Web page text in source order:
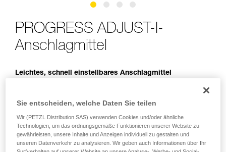
PROGRESS ADJUST-I-
Anschlagmittel
Leichtes, schnell einstellbares Anschlagmittel
Anschlagmittel dient zum schnellen Einrichten eines festen
sich mithilfe der integrierten ADJUST-Einstellvorrichtung
einfach anpassen. Die entfernbare Schutzhülle schützt das
Seil und erleichtert den Durchlauf. Es ist in drei Längen
Sie entscheiden, welche Daten Sie teilen
Wir (PETZL Distribution SAS) verwenden Cookies und/oder ähnliche
Technologien, um das ordnungsgemäße Funktionieren unserer Website zu
gewährleisten, unsere Inhalte und Anzeigen individuell zu gestalten und
unseren Datenverkehr zu analysieren. Wir geben auch Informationen über Ihr